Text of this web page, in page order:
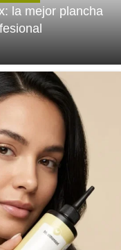
la mejor plancha